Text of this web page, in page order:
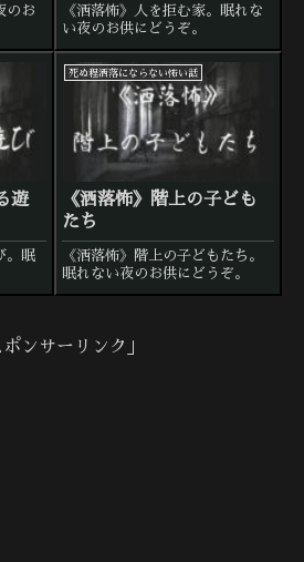
のお
《洒落怖》人を拒む家。眠れな
い夜のお供にどうぞ。
遊
。眠
死ぬ程洒落にならない怖い話
《洒落怖》階上の子ども
たち
《洒落怖》階上の子どもたち。
眠れない夜のお供にどうぞ。
ポンサーリンク」